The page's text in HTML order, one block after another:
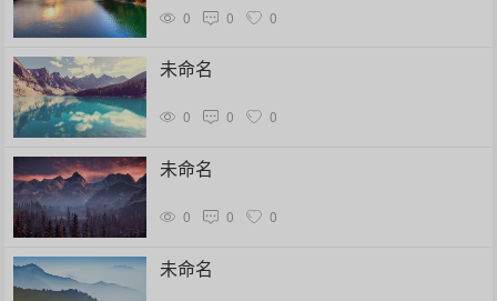
0 0 0
未命名
0 0 0
未命名
0 0 0
未命名